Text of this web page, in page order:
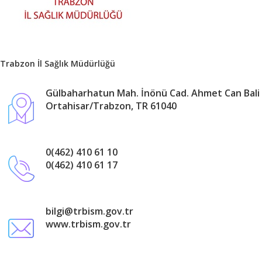
Trabzon İl Sağlık Müdürlüğü
Gülbaharhatun Mah. İnönü Cad. Ahmet Can Bali
Ortahisar/Trabzon, TR 61040
0(462) 410 61 10
0(462) 410 61 17
bilgi@trbism.gov.tr
www.trbism.gov.tr